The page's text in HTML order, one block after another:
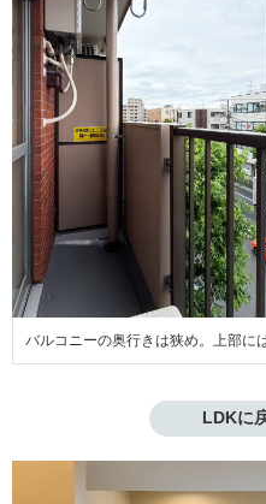
バルコニーの奥行きは狭め。上部に
LDKに